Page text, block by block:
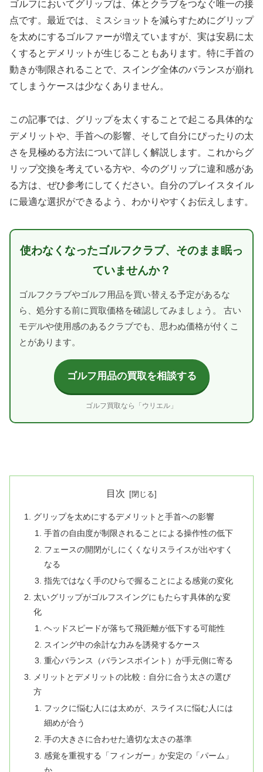
ゴルフにおいてグリップは、体とクラブをつなぐ唯一の接
点です。最近では、ミスショットを減らすためにグリップ
を太めにするゴルファーが増えていますが、実は安易に太
くするとデメリットが生じることもあります。特に手首の
動きが制限されることで、スイング全体のバランスが崩れ
てしまうケースは少なくありません。
この記事では、グリップを太くすることで起こる具体的な
デメリットや、手首への影響、そして自分にぴったりの太
さを見極める方法について詳しく解説します。これからグ
リップ交換を考えている方や、今のグリップに違和感があ
る方は、ぜひ参考にしてください。自分のプレイスタイル
に最適な選択ができるよう、わかりやすくお伝えします。
使わなくなったゴルフクラブ、そのまま眠っ
ていませんか？
ゴルフクラブやゴルフ用品を買い替える予定があるな
ら、処分する前に買取価格を確認してみましょう。 古い
モデルや使用感のあるクラブでも、思わぬ価格が付くこ
とがあります。
ゴルフ用品の買取を相談する
ゴルフ買取なら「ウリエル」
目次
グリップを太めにするデメリットと手首への影響
手首の自由度が制限されることによる操作性の低下
フェースの開閉がしにくくなりスライスが出やすく
なる
指先ではなく手のひらで握ることによる感覚の変化
太いグリップがゴルフスイングにもたらす具体的な変
化
ヘッドスピードが落ちて飛距離が低下する可能性
スイング中の余計な力みを誘発するケース
重心バランス（バランスポイント）が手元側に寄る
メリットとデメリットの比較：自分に合う太さの選び
方
フックに悩む人には太めが、スライスに悩む人には
細めが合う
手の大きさに合わせた適切な太さの基準
感覚を重視する「フィンガー」か安定の「パーム」